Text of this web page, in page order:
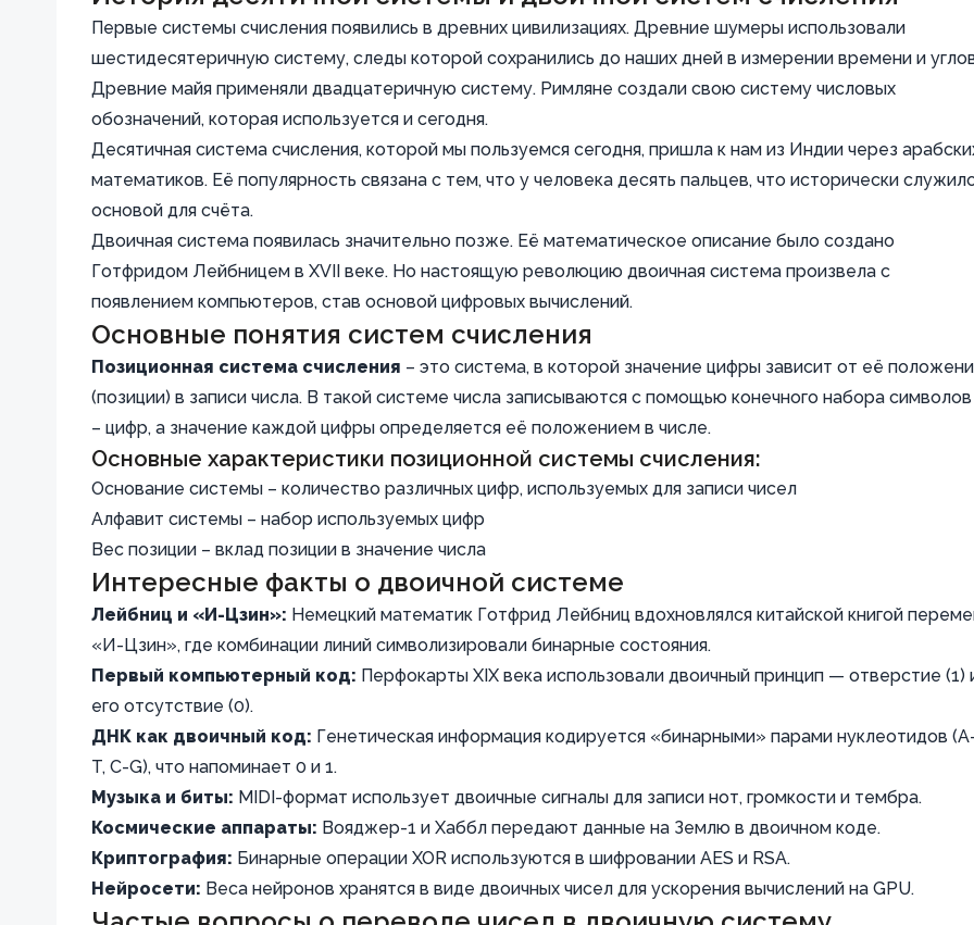
Первые системы счисления появились в древних цивилизациях. Древние шумеры использовали
шестидесятеричную систему, следы которой сохранились до наших дней в измерении времени и
Древние майя применяли двадцатеричную систему. Римляне создали свою систему числовых
обозначений, которая используется и сегодня.
Десятичная система счисления, которой мы пользуемся сегодня, пришла к нам из Индии через
математиков. Её популярность связана с тем, что у человека десять пальцев, что исторически
основой для счёта.
Двоичная система появилась значительно позже. Её математическое описание было создано
Готфридом Лейбницем в XVII веке. Но настоящую революцию двоичная система произвела с
появлением компьютеров, став основой цифровых вычислений.
Основные понятия систем счисления
Позиционная система счисления – это система, в которой значение цифры зависит от её
(позиции) в записи числа. В такой системе числа записываются с помощью конечного набора символов
– цифр, а значение каждой цифры определяется её положением в числе.
Основные характеристики позиционной системы счисления:
Основание системы – количество различных цифр, используемых для записи чисел
Алфавит системы – набор используемых цифр
Вес позиции – вклад позиции в значение числа
Интересные факты о двоичной системе
Лейбниц и «И-Цзин»: Немецкий математик Готфрид Лейбниц вдохновлялся китайской книгой
«И-Цзин», где комбинации линий символизировали бинарные состояния.
Первый компьютерный код: Перфокарты XIX века использовали двоичный принцип — отверстие (1)
его отсутствие (0).
ДНК как двоичный код: Генетическая информация кодируется «бинарными» парами нуклеотидов
T, C-G), что напоминает 0 и 1.
Музыка и биты: MIDI-формат использует двоичные сигналы для записи нот, громкости и тембра.
Космические аппараты: Вояджер-1 и Хаббл передают данные на Землю в двоичном коде.
Криптография: Бинарные операции XOR используются в шифровании AES и RSA.
Нейросети: Веса нейронов хранятся в виде двоичных чисел для ускорения вычислений на GPU.